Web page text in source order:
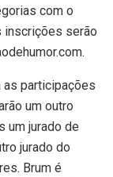
com o
inscrições serão
as participações
um outro
um jurado de
jurado do
Brum é